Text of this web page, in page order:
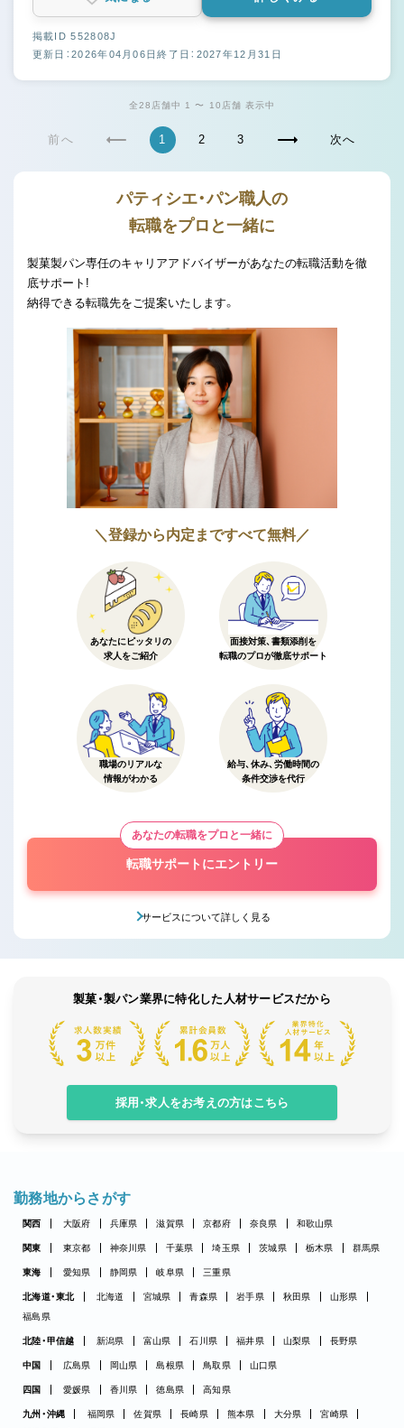
掲載ID 552808J
更新日：2026年04月06日終了日：2027年12月31日
全28店舗中 1 〜 10店舗 表示中
前へ 1 2 3 次へ
パティシエ・パン職人の
転職をプロと一緒に
製菓製パン専任のキャリアアドバイザーがあなたの転職活動を徹
底サポート!
納得できる転職先をご提案いたします。
＼登録から内定まですべて無料／
あなたにピッタリの
求人をご紹介
面接対策、書類添削を
転職のプロが徹底サポート
職場のリアルな
情報がわかる
給与、休み、労働時間の
条件交渉を代行
あなたの転職をプロと一緒に
転職サポートにエントリー
サービスについて詳しく見る
製菓・製パン業界に特化した人材サービスだから
採用・求人をお考えの方はこちら
勤務地からさがす
関西 大阪府 兵庫県 滋賀県 京都府 奈良県 和歌山県
関東 東京都 神奈川県 千葉県 埼玉県 茨城県 栃木県 群馬県
東海 愛知県 静岡県 岐阜県 三重県
北海道・東北 北海道 宮城県 青森県 岩手県 秋田県
山形県
福島県
北陸・甲信越 新潟県 富山県 石川県 福井県 山梨県 長野県
中国 広島県 岡山県 島根県 鳥取県 山口県
四国 愛媛県 香川県 徳島県 高知県
九州・沖縄 福岡県 佐賀県 長崎県 熊本県 大分県
宮崎県